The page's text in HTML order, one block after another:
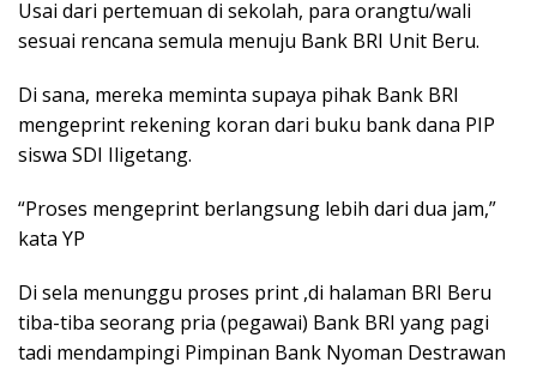
Usai dari pertemuan di sekolah, para orangtu/wali
sesuai rencana semula menuju Bank BRI Unit Beru.
Di sana, mereka meminta supaya pihak Bank BRI
mengeprint rekening koran dari buku bank dana PIP
siswa SDI Iligetang.
“Proses mengeprint berlangsung lebih dari dua jam,”
kata YP
Di sela menunggu proses print ,di halaman BRI Beru
tiba-tiba seorang pria (pegawai) Bank BRI yang pagi
tadi mendampingi Pimpinan Bank Nyoman Destrawan